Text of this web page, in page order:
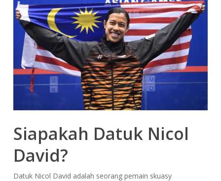
Siapakah Datuk Nicol
David?
Datuk Nicol David adalah seorang pemain skuasy